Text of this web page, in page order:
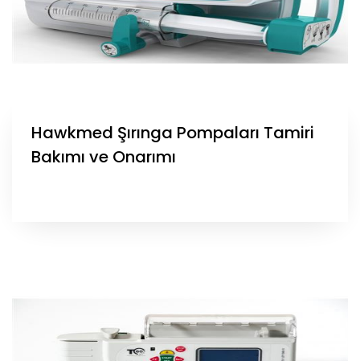
Hawkmed Şırınga Pompaları Tamiri
Bakımı ve Onarımı